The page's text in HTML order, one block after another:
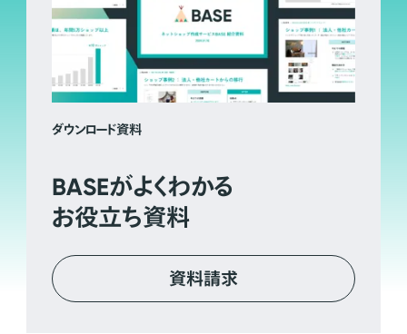
ダウンロード資料
BASEがよくわかる
お役立ち資料
資料請求